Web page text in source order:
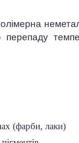
(фарби, лаки)